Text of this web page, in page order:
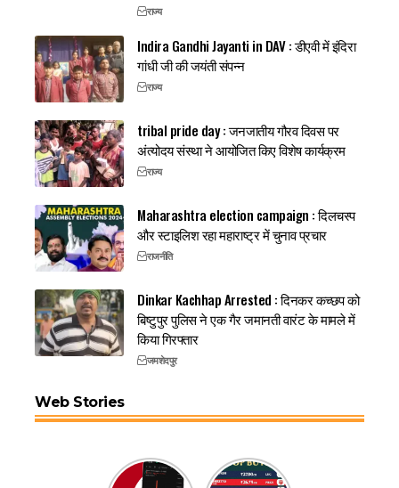
राज्य
Indira Gandhi Jayanti in DAV : डीएवी में इंदिरा
गांधी जी की जयंती संपन्न
राज्य
tribal pride day : जनजातीय गौरव दिवस पर
अंत्योदय संस्था ने आयोजित किए विशेष कार्यक्रम
राज्य
Maharashtra election campaign : दिलचस्प
और स्टाइलिश रहा महाराष्ट्र में चुनाव प्रचार
राजनीति
Dinkar Kachhap Arrested : दिनकर कच्छप को
बिष्टुपुर पुलिस ने एक गैर जमानती वारंट के मामले में
किया गिरफ्तार
जमशेदपुर
Web Stories